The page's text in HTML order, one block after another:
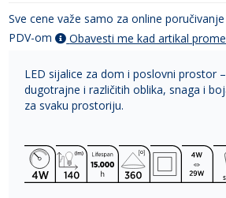
Sve cene važe samo za online
PDV-om
Obavesti me kad artikal
LED sijalice za dom i poslovni prostor
dugotrajne i različitih oblika, snaga i
za svaku prostoriju.